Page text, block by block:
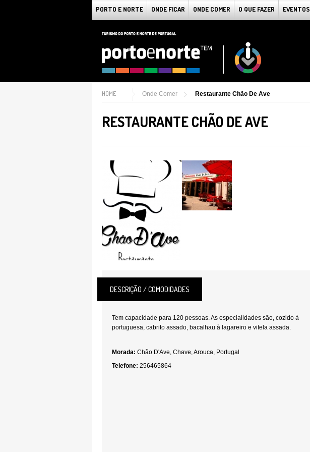
PORTO E NORTE ONDE FICAR ONDE COMER O QUE FAZER EVENTOS
HOME Onde Comer Restaurante Chão De Ave
RESTAURANTE CHÃO DE AVE
DESCRIÇÃO / COMODIDADES
Tem capacidade para 120 pessoas. As especialidades são, cozido à
portuguesa, cabrito assado, bacalhau à lagareiro e vitela assada.
Morada: Chão D'Ave, Chave, Arouca, Portugal
Telefone: 256465864